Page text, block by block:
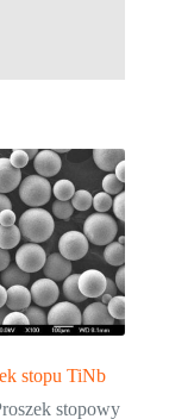
stopu TiNb
stopowy